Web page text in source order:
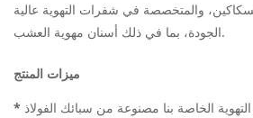
والمتخصصة في شفرات التهوية عالية
الجودة، بما في ذلك أسنان مهوية العشب .
ميزات المنتج
* الخاصة بنا مصنوعة من سبائك الفولاذ